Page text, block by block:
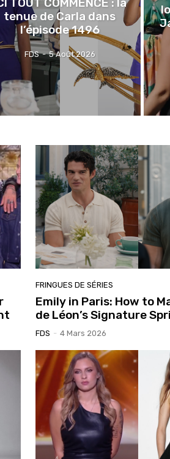
TOUT COMMENCE : la
tenue de Carla dans
l’épisode 1496
FDS - 5 Août 2026
FRINGUES DE SÉRIES
Emily in Paris: How to
de Léon’s Signature
FDS - 4 Mars 2026